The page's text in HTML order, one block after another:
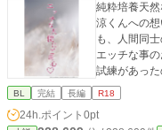
純粋培養天
涼くんへの
も、人間同
エッチな事
試練があった
BL 完結 長編 R18
24h.ポイント 0pt